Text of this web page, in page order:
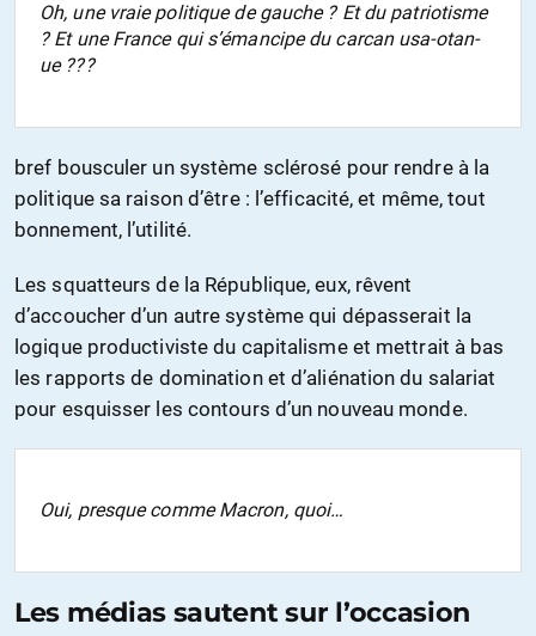
Oh, une vraie politique de gauche ? Et du patriotisme
? Et une France qui s’émancipe du carcan usa-otan-
ue ???
bref bousculer un système sclérosé pour rendre à la
politique sa raison d’être : l’efficacité, et même, tout
bonnement, l’utilité.
Les squatteurs de la République, eux, rêvent
d’accoucher d’un autre système qui dépasserait la
logique productiviste du capitalisme et mettrait à bas
les rapports de domination et d’aliénation du salariat
pour esquisser les contours d’un nouveau monde.
Oui, presque comme Macron, quoi…
Les médias sautent sur l’occasion